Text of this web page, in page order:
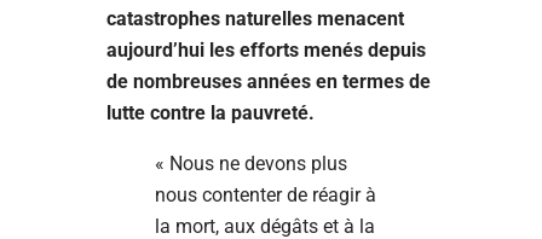
catastrophes naturelles menacent
aujourd’hui les efforts menés depuis
de nombreuses années en termes de
lutte contre la pauvreté.
« Nous ne devons plus
nous contenter de réagir à
la mort, aux dégâts et à la